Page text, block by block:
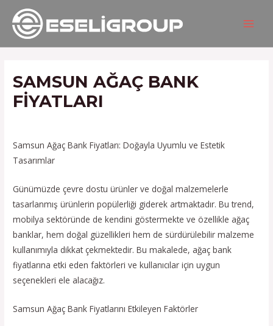
İçeriğe
atla
SAMSUN AĞAÇ BANK
FIYATLARI
Samsun Ağaç Bank Fiyatları: Doğayla Uyumlu ve Estetik
Tasarımlar
Günümüzde çevre dostu ürünler ve doğal malzemelerle
tasarlanmış ürünlerin popülerliği giderek artmaktadır. Bu trend,
mobilya sektöründe de kendini göstermekte ve özellikle ağaç
banklar, hem doğal güzellikleri hem de sürdürülebilir malzeme
kullanımıyla dikkat çekmektedir. Bu makalede, ağaç bank
fiyatlarına etki eden faktörleri ve kullanıcılar için uygun
seçenekleri ele alacağız.
Samsun Ağaç Bank Fiyatlarını Etkileyen Faktörler
Yazı
gezinmesi